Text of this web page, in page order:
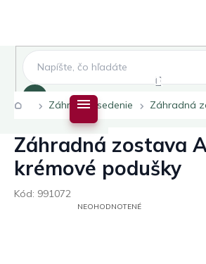
DomovZáhradné sedenie Záhradná
Záhradná zostava
krémové podušky
Kód: 991072
PRIEMERNÉNEOHODNOTENÉ